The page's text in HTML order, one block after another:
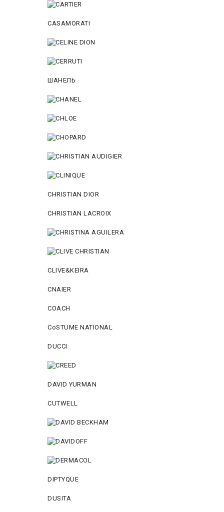
CASAMORATI
ШАНЕЛЬ
CHRISTIAN DIOR
CHRISTIAN LACROIX
CLIVE&KEIRA
CNAIER
COACH
CoSTUME NATIONAL
DUCCI
DAVID YURMAN
CUTWELL
DIPTYQUE
DUSITA